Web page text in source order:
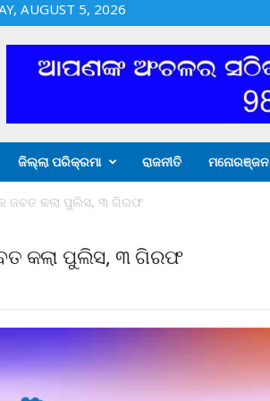
AUGUST 5, 2026
ଜିଲ୍ଲା ପରିକ୍ରମା ରାଜନୀତି ମନୋରଞ୍ଜନ
ଜବତ କଲା ପୁଲିସ, ୩ ଗିରଫ
କଲା ପୁଲିସ, ୩ ଗିରଫ